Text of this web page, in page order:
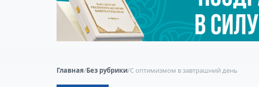
Главная/Без рубрики/С оптимизмом в завтрашний день